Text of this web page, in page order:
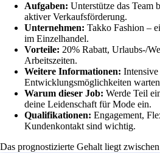
Aufgaben: Unterstütze das Team
aktiver Verkaufsförderung.
Unternehmen: Takko Fashion –
im Einzelhandel.
Vorteile: 20% Rabatt, Urlaubs-/
Arbeitszeiten.
Weitere Informationen:
Entwicklungsmöglichkeiten
Warum dieser Job: Werde Teil
deine Leidenschaft für Mode ein.
Qualifikationen: Engagement,
Kundenkontakt sind wichtig.
Das prognostizierte Gehalt liegt